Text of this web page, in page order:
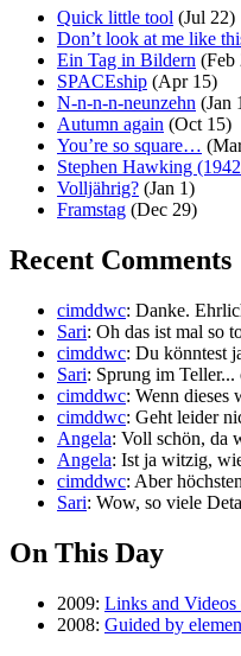
Quick little tool (Jul 22)
Don’t look at me like
Ein Tag in Bildern (Feb
SPACEship (Apr 15)
N-n-n-n-neunzehn (Jan
Autumn again (Oct 15)
You’re so square…
Stephen Hawking
Volljährig? (Jan 1)
Framstag (Dec 29)
Recent Comments
cimddwc: Danke.
Sari: Oh das ist mal so
cimddwc: Du könntest
Sari: Sprung im Teller...
cimddwc: Wenn dieses
cimddwc: Geht leider
Angela: Voll schön, da
Angela: Ist ja witzig,
cimddwc: Aber
Sari: Wow, so viele
On This Day
2009: Links and
2008: Guided by